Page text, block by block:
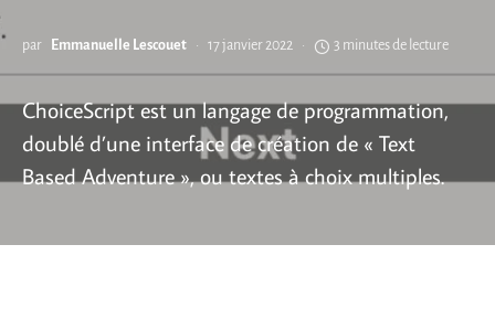
par Emmanuelle Lescouet 17 janvier 2022 3 minutes de lecture
ChoiceScript est un langage de programmation,
doublé d’une interface de création de « Text
Based Adventure », ou textes à choix multiples.